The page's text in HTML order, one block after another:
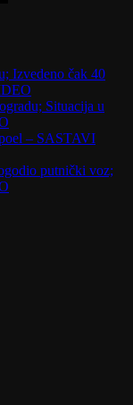
Izvedeno čak 40
Situacija u
– SASTAVI
putnički voz;